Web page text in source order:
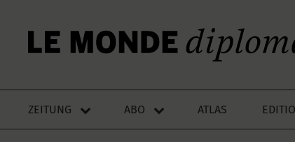
ZEITUNG ABO ATLAS